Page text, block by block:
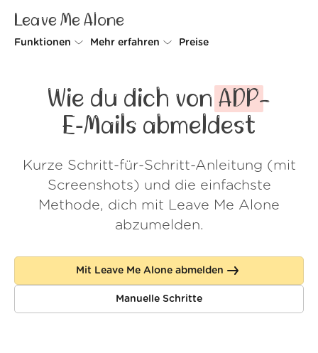
Leave Me Alone
Funktionen
Spam Blocker
Mehr erfahren
Kundenstimmen
FAQ
Preise
Wie du dich von ADP-
E‑Mails abmeldest
Kurze Schritt-für-Schritt-Anleitung (mit
Screenshots) und die einfachste
Methode, dich mit Leave Me Alone
abzumelden.
Mit Leave Me Alone abmelden
Manuelle Schritte